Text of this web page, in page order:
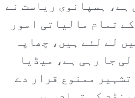
ہے، ہسپانوی ریاست نے
تمام مالیاتی امور
لے لئے ہیں، چھاپہ
لی جا رہی ہے، میڈیا
ممنوع قرار دے